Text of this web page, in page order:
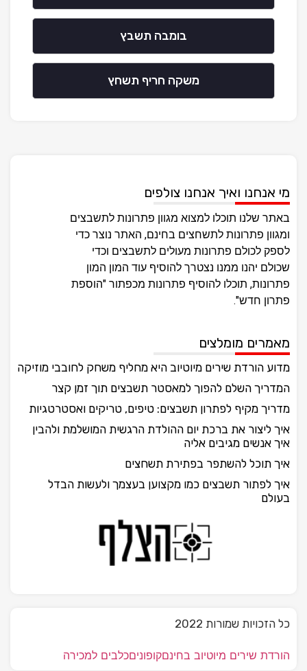
בומבה תשבץ
משקה חריף תשחץ
מי אנחנו ואיך אנחנו צולפים
באתר שלנו תוכלו למצוא מגוון פתרונות לתשבצים
ומגוון פתרונות לתשחצים בחינם, האתר נוצר כדי
לספק לכולם פתרונות מעולים לתשבצים וכדי
שכולם יהנו ממנו נצטרך להוסיף עוד המון המון
פתרונות, תוכלו להוסיף פתרונות מכפתור "הוספת
פתרון חדש".
מאמרים מומלצים
מדוע הורדת שירים מיוטיוב היא מחליף משחק לחובבי מוזיקה
המדריך השלם להפוך למאסטר תשבצים תוך זמן קצר
מדריך מקיף לפתרון תשבצים: טיפים, טריקים ואסטרטגיות
איך ליצור את ברכת יום ההולדת הרגשית המושלמת ולהבין
איך אנשים מגיבים אליה
איך תוכל להשתפר בפתירת תשחצים
איך לפתור תשבצים כמו מקצוען בעצמך ולעשות הבדל
בעולם
כל הזכויות שמורות 2022
הורדת שירים מיוטיוב בחינםקופוניםכלבים למכירה